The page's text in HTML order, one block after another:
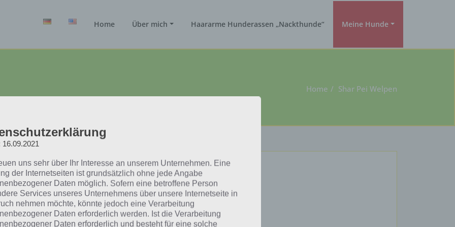
Home Über mich Haararme Hunderassen „Nackthunde“ Meine Hunde
Home Shar Pei Welpen
Zur Zeit sind keine Würfe geplant.
Info: +49 6324-979723
16.09.2021
uns sehr über Ihr Interesse an unserem Unternehmen. Eine
der Internetseiten ist grundsätzlich ohne jede Angabe
Daten möglich. Sofern eine betroffene Person
Services unseres Unternehmens über unsere Internetseite in
nehmen möchte, könnte jedoch eine Verarbeitung
Daten erforderlich werden. Ist die Verarbeitung
Daten erforderlich und besteht für eine solche